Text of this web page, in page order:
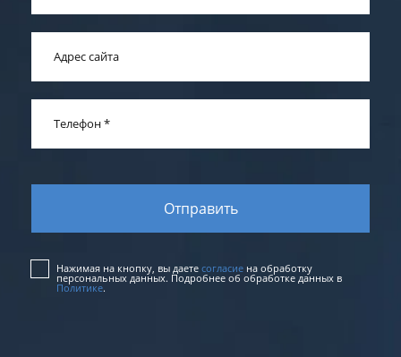
Адрес сайта
Телефон*
Нажимая на кнопку, вы даете согласие на обработку
персональных данных. Подробнее об обработке данных в
Политике.